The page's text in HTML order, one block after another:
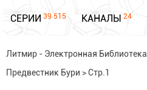
СЕРИИ 39 515 КАНАЛЫ 24
Литмир - Электронная Библиотека
Предвестник Бури >Стр.1